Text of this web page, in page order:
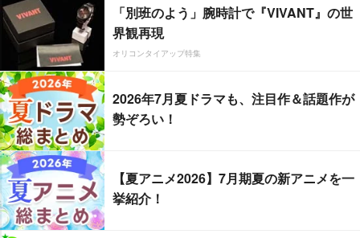
「別班のよう」腕時計で『VIVANT』の世
界観再現
オリコンタイアップ特集
2026年7月夏ドラマも、注目作＆話題作が
勢ぞろい！
【夏アニメ2026】7月期夏の新アニメを一
挙紹介！